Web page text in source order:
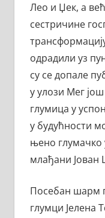
Лео и Џек, а
сестричине
одрадили уз
су се допале
у улози Мег још
глумица у
у будућности
њено глумачко
млађани Јован
Посебан шарм
глумци Јелена